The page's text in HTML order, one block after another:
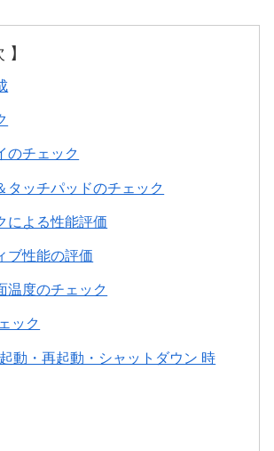
のチェック
タッチパッドのチェック
による性能評価
ブ性能の評価
温度のチェック
ック
動・再起動・シャットダウン 時